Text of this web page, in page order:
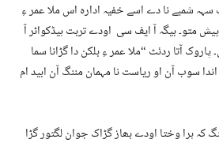
سہہ شمبے نا دے اسے خفیہ ادارہ اس ملا عمر ءِ
پیش متو۔ بیگہ آ ایف سی اودے تربت ہیڈکواٹر آ
آتا ردئٹ “ملا عمر ءِ بلکن دا گڑانا سما
سوب آن او ریاست نا مہمان مننگ آن ابید ام
کہ ہرا وختا اودے بھاز گڑاک جوان لگتور گڑا